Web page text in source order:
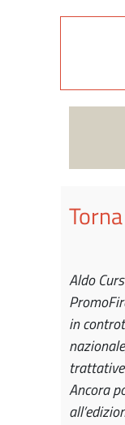
Aldo
in
Ancora